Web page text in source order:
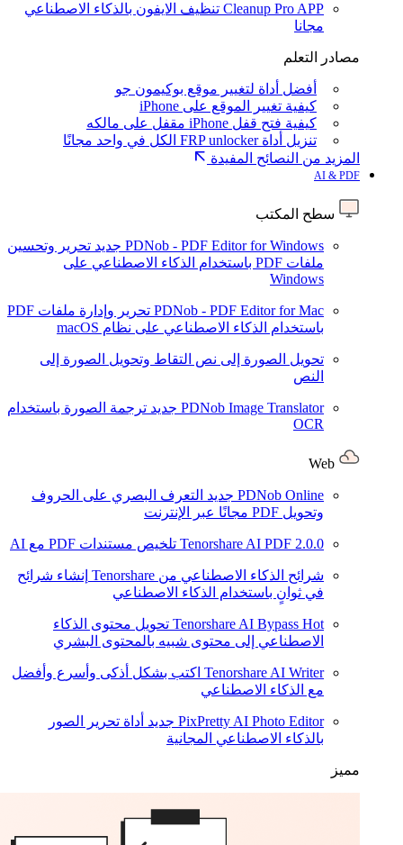
Cleanup Pro APP تنظيف الايفون بالذكاء الاصطناعي
مجانا
مصادر التعلم
أفضل أداة لتغيير موقع بوكيمون جو
كيفية تغيير الموقع على iPhone
كيفية فتح قفل iPhone مقفل على مالكه
تنزيل أداة FRP unlocker الكل في واحد مجانًا
المزيد من النصائح المفيدة
AI & PDF
سطح المكتب
PDNob - PDF Editor for Windows جديد تحرير وتحسين
ملفات PDF باستخدام الذكاء الاصطناعي على
Windows
PDNob - PDF Editor for Mac
تحرير وإدارة ملفات PDF
باستخدام الذكاء الاصطناعي على نظام macOS
تحويل الصورة إلى نص التقاط وتحويل الصورة إلى
النص
PDNob Image Translator جديد ترجمة الصورة باستخدام
OCR
PDNob Online جديد التعرف البصري على الحروف
وتحويل PDF مجانًا عبر الإنترنت
Tenorshare AI PDF 2.0.0 تلخيص مستندات PDF مع AI
شرائح الذكاء الاصطناعي من Tenorshare
إنشاء شرائح
في ثوانٍ باستخدام الذكاء الاصطناعي
Tenorshare AI Bypass Hot
تحويل محتوى الذكاء
الاصطناعي إلى محتوى شبيه بالمحتوى البشري
Tenorshare AI Writer اكتب بشكل أذكى وأسرع وأفضل
مع الذكاء الاصطناعي
PixPretty AI Photo Editor جديد أداة تحرير الصور
بالذكاء الاصطناعي المجانية
مميز